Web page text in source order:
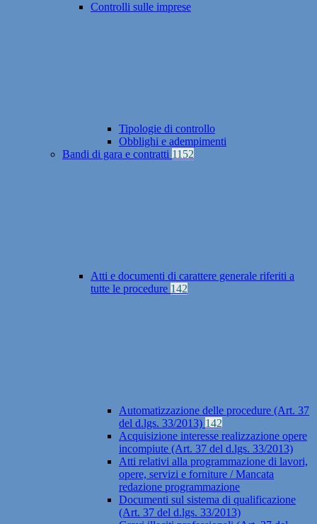
Controlli sulle imprese
Tipologie di controllo
Obblighi e adempimenti
Bandi di gara e contratti 1152
Atti e documenti di carattere generale riferiti a
tutte le procedure 142
Automatizzazione delle procedure (Art. 37
del d.lgs. 33/2013) 142
Acquisizione interesse realizzazione opere
incompiute (Art. 37 del d.lgs. 33/2013)
Atti relativi alla programmazione di lavori,
opere, servizi e forniture / Mancata
redazione programmazione
Documenti sul sistema di qualificazione
(Art. 37 del d.lgs. 33/2013)